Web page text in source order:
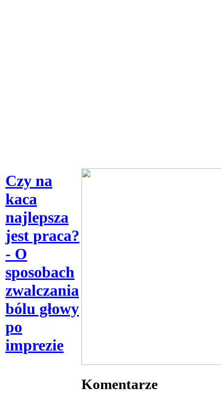
Komentarze
Czy na
kaca
najlepsza
jest praca?
- O
sposobach
zwalczania
bólu głowy
po
imprezie